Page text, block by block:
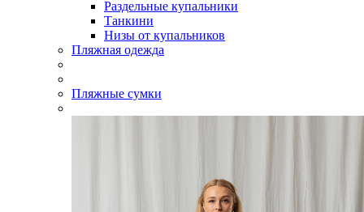
Раздельные купальники
Танкини
Низы от купальников
Пляжная одежда
Пляжные сумки